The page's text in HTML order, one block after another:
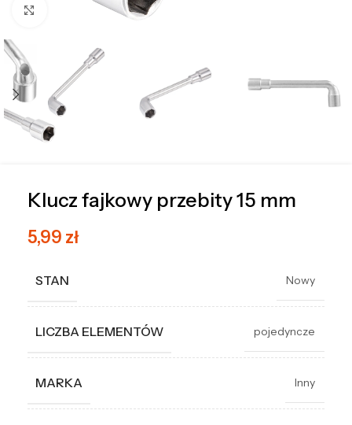
Kliknij, aby powiększyć
Klucz fajkowy przebity 15 mm
5,99 zł
STAN Nowy
LICZBA ELEMENTÓW pojedyncze
MARKA Inny